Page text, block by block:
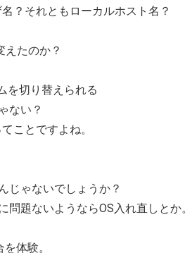
？それともローカルホスト名？
えたのか？
を切り替えられる
ない？
ことですよね。
じゃないでしょうか？
題ないようならOS入れ直しとか。
体験。